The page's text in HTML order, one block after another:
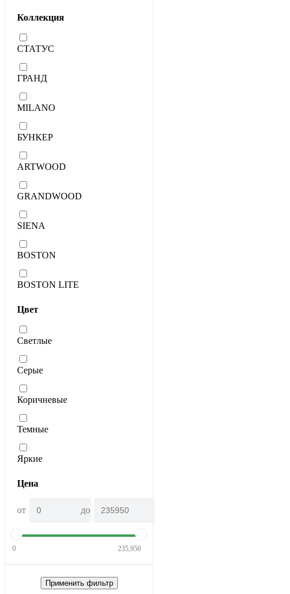
Коллекция
СТАТУС
ГРАНД
MILANO
БУНКЕР
ARTWOOD
GRANDWOOD
SIENA
BOSTON
BOSTON LITE
Цвет
Светлые
Серые
Коричневые
Темные
Яркие
Цена
от до
0 235,950
Применить фильтр